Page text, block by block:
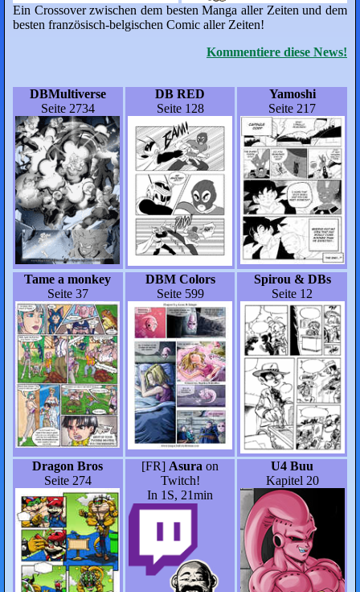
Ein Crossover zwischen dem besten Manga aller Zeiten und dem
besten französisch-belgischen Comic aller Zeiten!
Kommentiere diese News!
DBMultiverse
Seite 2734
DB RED
Seite 128
Yamoshi
Seite 217
Tame a monkey
Seite 37
DBM Colors
Seite 599
Spirou & DBs
Seite 12
Dragon Bros
Seite 274
[FR] Asura on
Twitch!
In 1S, 21min
U4 Buu
Kapitel 20